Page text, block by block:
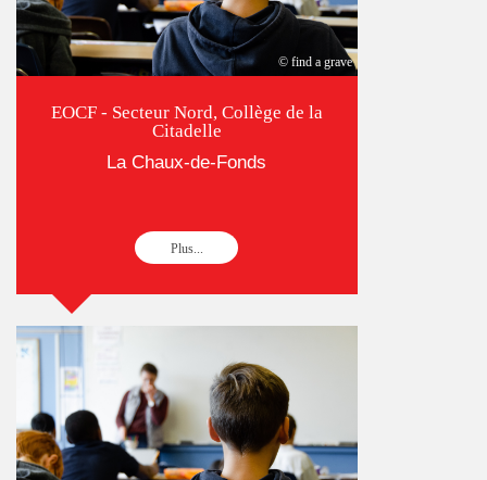
© find a grave
EOCF - Secteur Nord, Collège de la
Citadelle
La Chaux-de-Fonds
Plus...